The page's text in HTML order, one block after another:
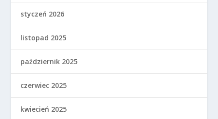
styczeń 2026
listopad 2025
październik 2025
czerwiec 2025
kwiecień 2025